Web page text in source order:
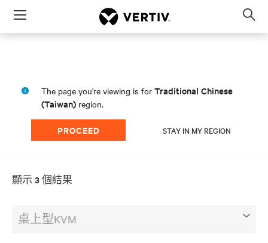
Menu
The page you're viewing is for Traditional Chinese
(Taiwan) region.
PROCEED STAY IN MY REGION
顯示 3 個結果
桌上型KVM